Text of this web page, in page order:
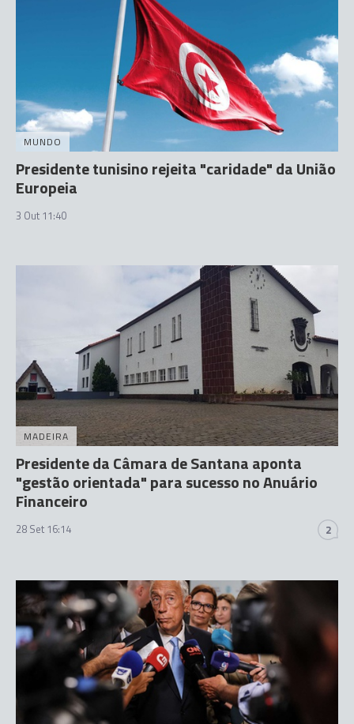
MUNDO
Presidente tunisino rejeita "caridade" da União
Europeia
3 Out 11:40
MADEIRA
Presidente da Câmara de Santana aponta
"gestão orientada" para sucesso no Anuário
Financeiro
28 Set 16:14 2